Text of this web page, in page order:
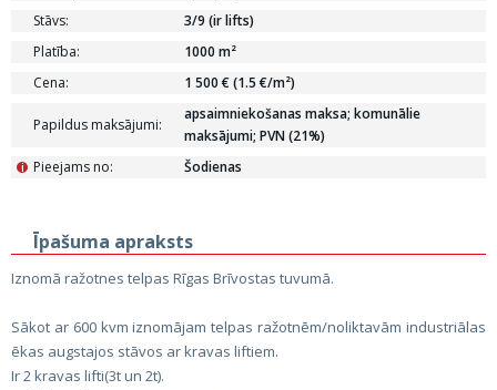
Stāvs:
3/9 (ir lifts)
Platība:
1000 m²
Cena:
1 500 € (1.5 €/m²)
Papildus maksājumi:
apsaimniekošanas maksa; komunālie
maksājumi; PVN (21%)
Pieejams no:
i Šodienas
Īpašuma apraksts
Iznomā ražotnes telpas Rīgas Brīvostas tuvumā.
Sākot ar 600 kvm iznomājam telpas ražotnēm/noliktavām industriālas
ēkas augstajos stāvos ar kravas liftiem.
Ir 2 kravas lifti(3t un 2t).